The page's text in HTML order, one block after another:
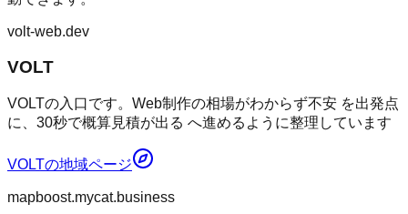
volt-web.dev
VOLT
VOLTの入口です。Web制作の相場がわからず不安 を出発点
に、30秒で概算見積が出る へ進めるように整理しています
VOLTの地域ページ
mapboost.mycat.business